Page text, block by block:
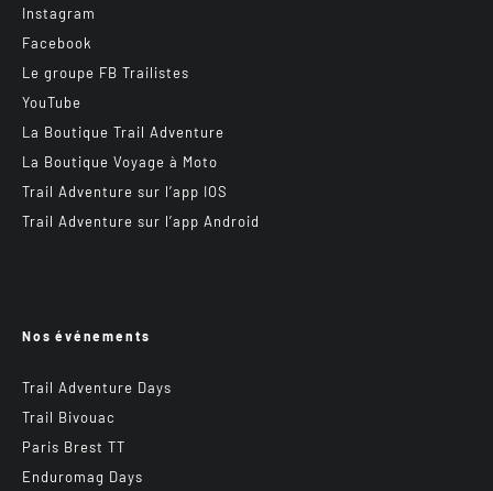
Instagram
Facebook
Le groupe FB Trailistes
YouTube
La Boutique Trail Adventure
La Boutique Voyage à Moto
Trail Adventure sur l’app IOS
Trail Adventure sur l’app Android
Nos événements
Trail Adventure Days
Trail Bivouac
Paris Brest TT
Enduromag Days